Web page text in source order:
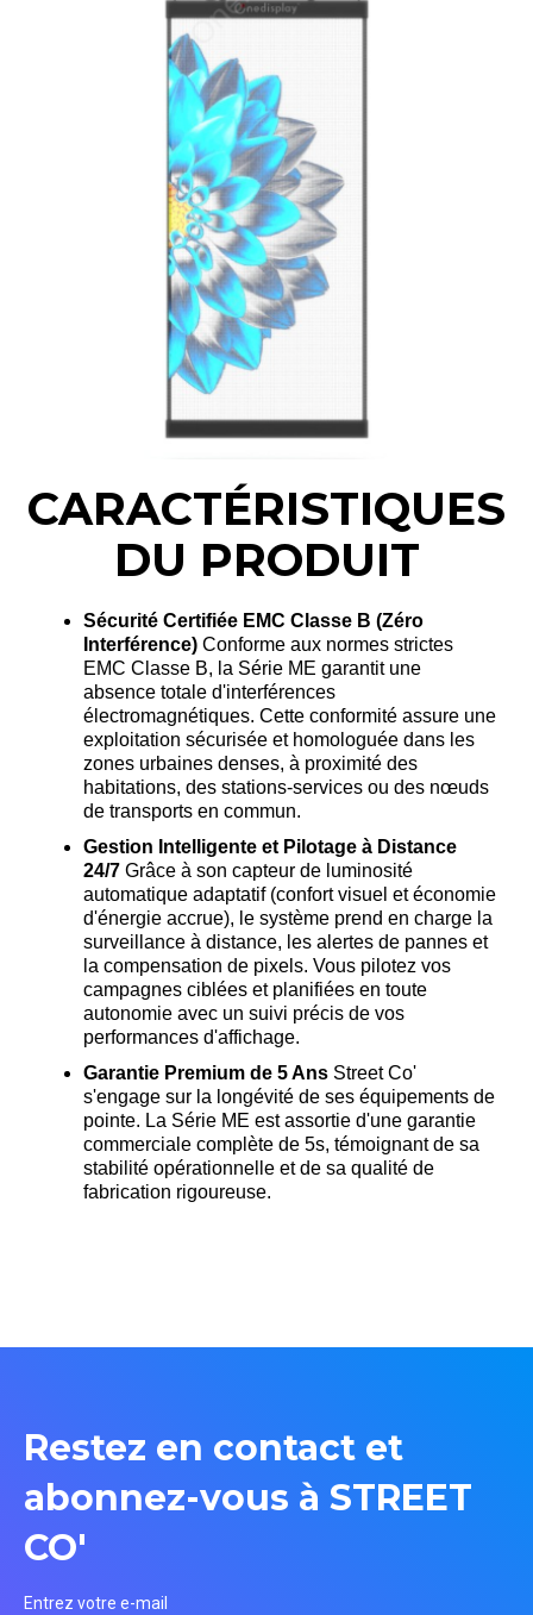
CARACTÉRISTIQUES
DU PRODUIT
Sécurité Certifiée EMC Classe B (Zéro
Interférence) Conforme aux normes strictes
EMC Classe B, la Série ME garantit une
absence totale d'interférences
électromagnétiques. Cette conformité assure une
exploitation sécurisée et homologuée dans les
zones urbaines denses, à proximité des
habitations, des stations-services ou des nœuds
de transports en commun.
Gestion Intelligente et Pilotage à Distance
24/7 Grâce à son capteur de luminosité
automatique adaptatif (confort visuel et économie
d'énergie accrue), le système prend en charge la
surveillance à distance, les alertes de pannes et
la compensation de pixels. Vous pilotez vos
campagnes ciblées et planifiées en toute
autonomie avec un suivi précis de vos
performances d'affichage.
Garantie Premium de 5 Ans Street Co'
s'engage sur la longévité de ses équipements de
pointe. La Série ME est assortie d'une garantie
commerciale complète de 5s, témoignant de sa
stabilité opérationnelle et de sa qualité de
fabrication rigoureuse.
Restez en contact et
abonnez-vous à STREET
CO'